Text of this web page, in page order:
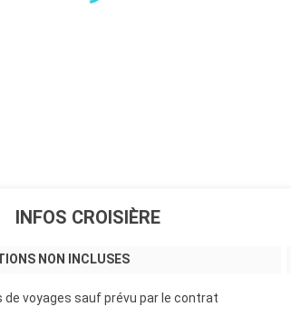
INFOS CROISIÈRE
NON INCLUSES
de voyages sauf prévu par le contrat